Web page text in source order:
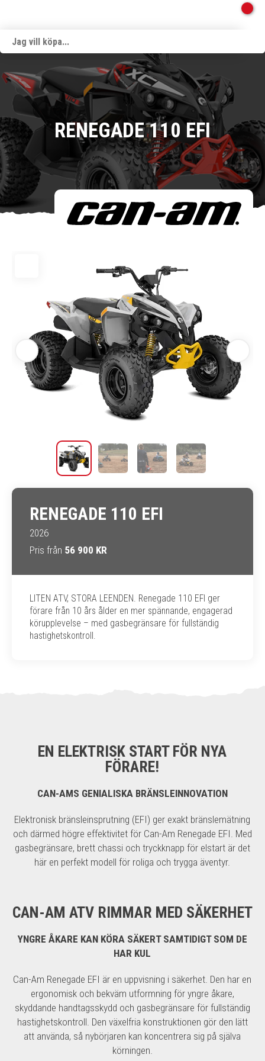
RENEGADE 110 EFI
RENEGADE 110 EFI
2026
Pris från 56 900 KR
LITEN ATV, STORA LEENDEN. Renegade 110 EFI ger
förare från 10 års ålder en mer spännande, engagerad
körupplevelse – med gasbegränsare för fullständig
hastighetskontroll.
EN ELEKTRISK START FÖR NYA
FÖRARE!
CAN-AMS GENIALISKA BRÄNSLEINNOVATION
Elektronisk bränsleinsprutning (EFI) ger exakt bränslemätning
och därmed högre effektivitet för Can-Am Renegade EFI. Med
gasbegränsare, brett chassi och tryckknapp för elstart är det
här en perfekt modell för roliga och trygga äventyr.
CAN-AM ATV RIMMAR MED SÄKERHET
YNGRE ÅKARE KAN KÖRA SÄKERT SAMTIDIGT SOM DE
HAR KUL
Can-Am Renegade EFI är en uppvisning i säkerhet. Den har en
ergonomisk och bekväm utformning för yngre åkare,
skyddande handtagsskydd och gasbegränsare för fullständig
hastighetskontroll. Den växelfria konstruktionen gör den lätt
att använda, så nybörjaren kan koncentrera sig på själva
körningen.